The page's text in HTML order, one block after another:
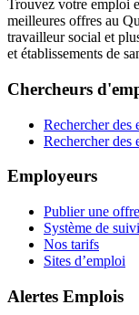
Trouvez votre emploi
meilleures offres au
travailleur social et
et établissements de
Chercheurs
Rechercher des
Rechercher des
Employeurs
Publier une offre
Système de
Nos tarifs
Sites d’emploi
Alertes Emplois